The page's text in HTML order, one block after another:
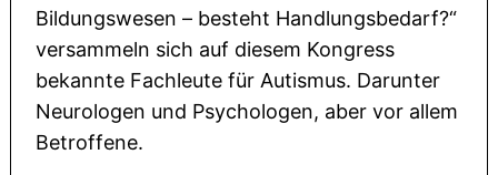
Bildungswesen – besteht Handlungsbedarf?“
versammeln sich auf diesem Kongress
bekannte Fachleute für Autismus. Darunter
Neurologen und Psychologen, aber vor allem
Betroffene.